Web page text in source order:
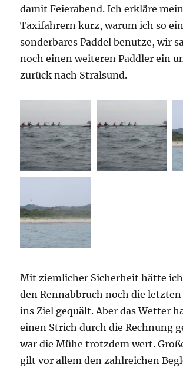
damit Feierabend. Ich erkläre
Taxifahrern kurz, warum ich so ein
sonderbares Paddel benutze, wir
noch einen weiteren Paddler ein
zurück nach Stralsund.
Mit ziemlicher Sicherheit hätte
den Rennabbruch noch die
ins Ziel gequält. Aber das Wetter
einen Strich durch die Rechnung
war die Mühe trotzdem wert.
gilt vor allem den zahlreichen